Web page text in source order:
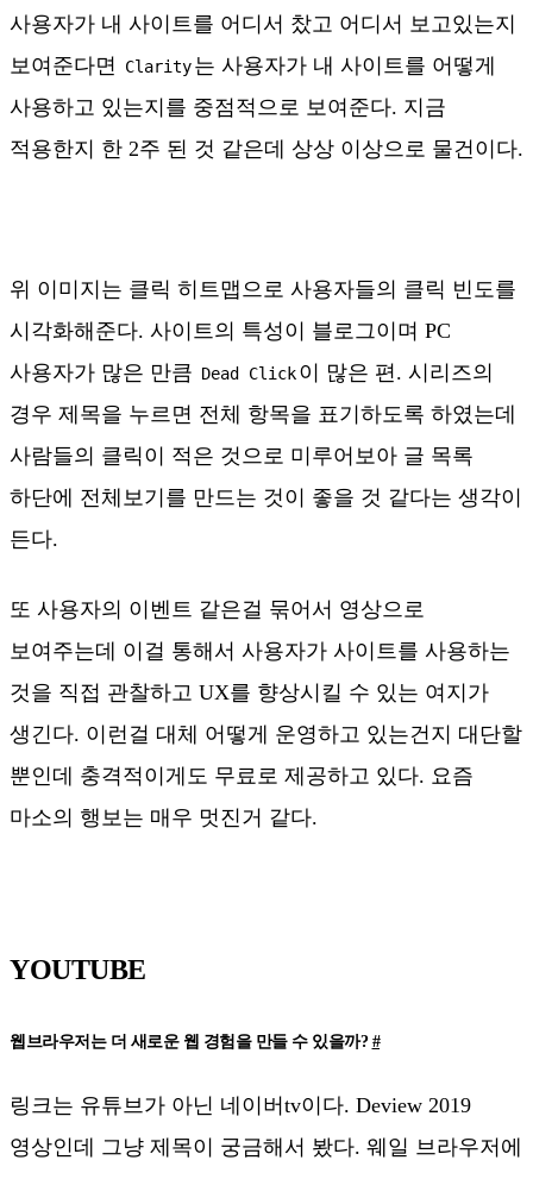
사용자가 내 사이트를 어디서 찼고 어디서 보고있는지
보여준다면
Clarity는 사용자가 내 사이트를 어떻게
사용하고 있는지를 중점적으로 보여준다. 지금
적용한지 한 2주 된 것 같은데 상상 이상으로 물건이다.
위 이미지는 클릭 히트맵으로 사용자들의 클릭 빈도를
시각화해준다. 사이트의 특성이 블로그이며 PC
사용자가 많은 만큼 Dead Click이 많은 편. 시리즈의
경우 제목을 누르면 전체 항목을 표기하도록 하였는데
사람들의 클릭이 적은 것으로 미루어보아 글 목록
하단에 전체보기를 만드는 것이 좋을 것 같다는 생각이
든다.
또 사용자의 이벤트 같은걸 묶어서 영상으로
보여주는데 이걸 통해서 사용자가 사이트를 사용하는
것을 직접 관찰하고 UX를 향상시킬 수 있는 여지가
생긴다. 이런걸 대체 어떻게 운영하고 있는건지 대단할
뿐인데 충격적이게도 무료로 제공하고 있다. 요즘
마소의 행보는 매우 멋진거 같다.
YOUTUBE
웹브라우저는 더 새로운 웹 경험을 만들 수 있을까? #
링크는 유튜브가 아닌 네이버tv이다. Deview 2019
영상인데 그냥 제목이 궁금해서 봤다. 웨일 브라우저에